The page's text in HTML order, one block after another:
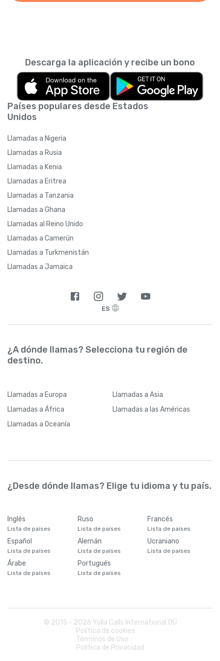
Países populares desde Estados
Unidos
Llamadas a Nigeria
Llamadas a Rusia
Llamadas a Kenia
Llamadas a Eritrea
Llamadas a Tanzania
Llamadas a Ghana
Llamadas al Reino Unido
Llamadas a Camerún
Llamadas a Turkmenistán
Llamadas a Jamaica
Descarga la aplicación y recibe un bono
ES
¿A dónde llamas? Selecciona tu región de
destino.
Llamadas a Europa Llamadas a Asia
Llamadas a África Llamadas a las Américas
Llamadas a Oceanía
¿Desde dónde llamas? Elige tu idioma y tu país.
Inglés
Lista de países
Ruso
Lista de países
Francés
Lista de países
Español
Lista de países
Alemán
Lista de países
Ucraniano
Lista de países
Árabe
Lista de países
Portugués
Lista de países
© 2015 - 2026 Yolla Calls International OÜ
Política de cookies
Términos de Uso
Política de Privacidad